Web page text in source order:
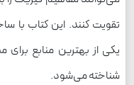
تقویت کنند. این کتاب با
یکی از بهترین منابع
شناخته می‌شود.